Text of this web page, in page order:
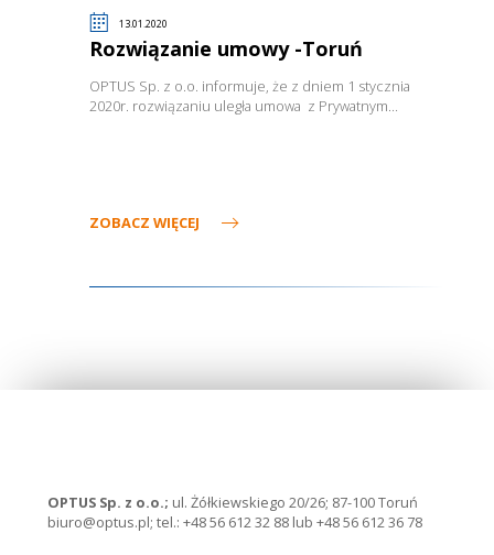
13.01.2020
Rozwiązanie umowy -Toruń
OPTUS Sp. z o.o. informuje, że z dniem 1 stycznia
2020r. rozwiązaniu uległa umowa z Prywatnym…
ZOBACZ WIĘCEJ
OPTUS Sp. z o.o.; ul. Żółkiewskiego 20/26; 87-100 Toruń
biuro@optus.pl; tel.: +48 56 612 32 88lub +48 56 612 36 78